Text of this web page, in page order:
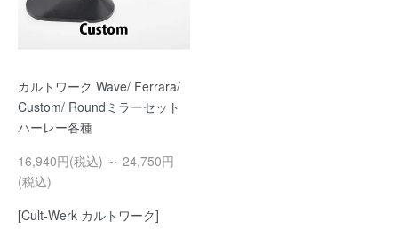
カルトワーク Wave/ Ferrara/
Custom/ Roundミラーセット
ハーレー各種
16,940円(税込) ～ 24,750円
(税込)
[Cult-Werk カルトワーク]